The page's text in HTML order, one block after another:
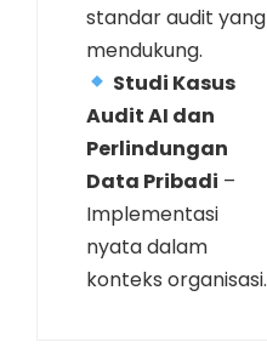
standar audit yang
mendukung.
Studi Kasus
Audit AI dan
Perlindungan
Data Pribadi –
Implementasi
nyata dalam
konteks organisasi.